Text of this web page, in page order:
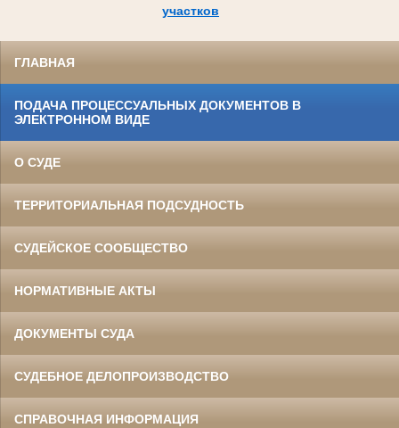
участков
ГЛАВНАЯ
ПОДАЧА ПРОЦЕССУАЛЬНЫХ ДОКУМЕНТОВ В
ЭЛЕКТРОННОМ ВИДЕ
О СУДЕ
ТЕРРИТОРИАЛЬНАЯ ПОДСУДНОСТЬ
СУДЕЙСКОЕ СООБЩЕСТВО
НОРМАТИВНЫЕ АКТЫ
ДОКУМЕНТЫ СУДА
СУДЕБНОЕ ДЕЛОПРОИЗВОДСТВО
СПРАВОЧНАЯ ИНФОРМАЦИЯ